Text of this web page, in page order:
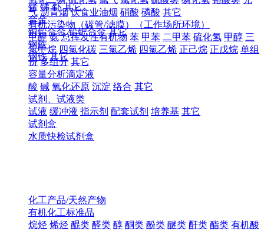
气 沥青烟 饮食业油烟 硝酸 磷酸 其它
有机污染物（碳管/滤膜）（工作场所环境）
甲醛 氨 总挥发性有机物 苯 甲苯 二甲苯 硫化氢 甲醇 三
氯甲烷 四氯化碳 三氯乙烯 四氯乙烯 正己烷 正戊烷 单组
份 多组分 其它
容量分析滴定液
酸 碱 氧化还原 沉淀 络合 其它
试剂、试液类
试液 缓冲液 指示剂 配套试剂 培养基 其它
试剂盒
水质快检试剂盒
锗 锑 钋 其它
合金
铜铅合金 铅钯合金 其它
钢铁
钢铁 其它
化工产品/天然产物
有机化工标准品
烷烃 烯烃 醌类 醛类 醇 酮类 酚类 醚类 酐类 酯类 有机酸